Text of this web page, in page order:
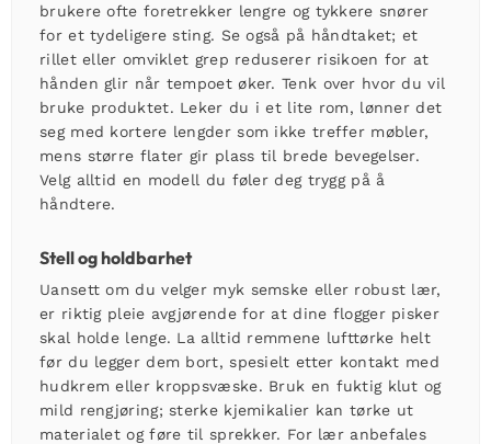
brukere ofte foretrekker lengre og tykkere snører
for et tydeligere sting. Se også på håndtaket; et
rillet eller omviklet grep reduserer risikoen for at
hånden glir når tempoet øker. Tenk over hvor du vil
bruke produktet. Leker du i et lite rom, lønner det
seg med kortere lengder som ikke treffer møbler,
mens større flater gir plass til brede bevegelser.
Velg alltid en modell du føler deg trygg på å
håndtere.
Stell og holdbarhet
Uansett om du velger myk semske eller robust lær,
er riktig pleie avgjørende for at dine flogger pisker
skal holde lenge. La alltid remmene lufttørke helt
før du legger dem bort, spesielt etter kontakt med
hudkrem eller kroppsvæske. Bruk en fuktig klut og
mild rengjøring; sterke kjemikalier kan tørke ut
materialet og føre til sprekker. For lær anbefales